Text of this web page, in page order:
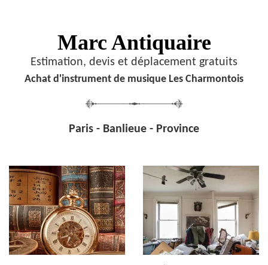
Marc Antiquaire
Estimation, devis et déplacement gratuits
Achat d'instrument de musique Les Charmontois
Paris - Banlieue - Province